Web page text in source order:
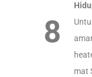
8
mat